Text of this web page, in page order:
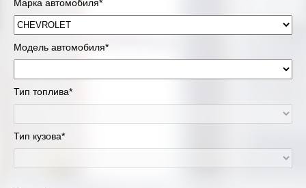
Марка автомобиля*
Модель автомобиля*
Тип топлива*
Тип кузова*